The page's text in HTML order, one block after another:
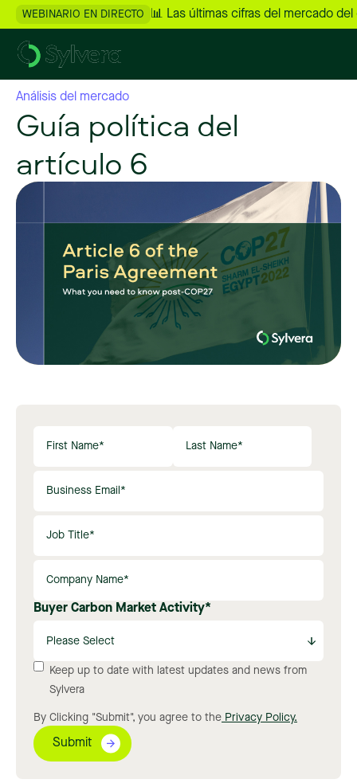
WEBINARIO EN DIRECTO 📊 Las últimas cifras del mercado
Análisis del mercado
Guía política del
artículo 6
Buyer Carbon Market Activity*
Keep up to date with latest updates and news from
Sylvera
By Clicking "Submit", you agree to the Privacy Policy.